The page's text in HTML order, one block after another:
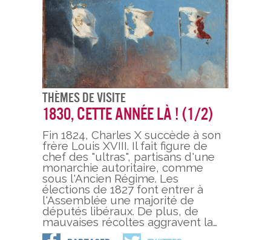
Thèmes De Visite
1830, cette année là ! (1/2)
Fin 1824, Charles X succède à son
frère Louis XVIII. Il fait figure de
chef des "ultras", partisans d'une
monarchie autoritaire, comme
sous l'Ancien Régime. Les
élections de 1827 font entrer à
l'Assemblée une majorité de
députés libéraux. De plus, de
mauvaises récoltes aggravent la…